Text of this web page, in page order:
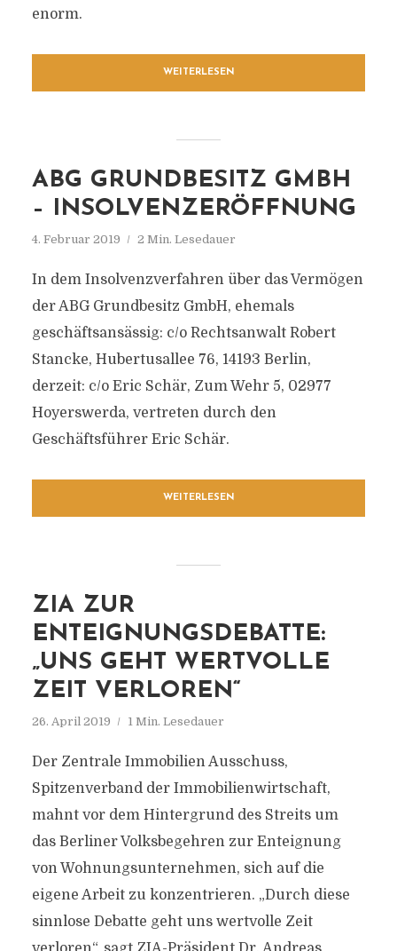
enorm.
WEITERLESEN
ABG GRUNDBESITZ GMBH
– INSOLVENZERÖFFNUNG
4. Februar 2019 2 Min. Lesedauer
In dem Insolvenzverfahren über das Vermögen
der ABG Grundbesitz GmbH, ehemals
geschäftsansässig: c/o Rechtsanwalt Robert
Stancke, Hubertusallee 76, 14193 Berlin,
derzeit: c/o Eric Schär, Zum Wehr 5, 02977
Hoyerswerda, vertreten durch den
Geschäftsführer Eric Schär.
WEITERLESEN
ZIA ZUR
ENTEIGNUNGSDEBATTE:
„UNS GEHT WERTVOLLE
ZEIT VERLOREN“
26. April 2019 1 Min. Lesedauer
Der Zentrale Immobilien Ausschuss,
Spitzenverband der Immobilienwirtschaft,
mahnt vor dem Hintergrund des Streits um
das Berliner Volksbegehren zur Enteignung
von Wohnungsunternehmen, sich auf die
eigene Arbeit zu konzentrieren. „Durch diese
sinnlose Debatte geht uns wertvolle Zeit